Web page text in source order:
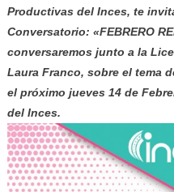
Productivas del Inces, te
Conversatorio: «FEBRERO
conversaremos junto a la
Laura Franco, sobre el tema
el próximo jueves 14 de
del Inces.